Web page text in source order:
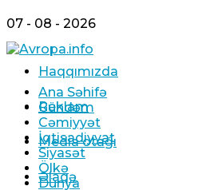
07 - 08 - 2026
Haqqımızda
Reklam
Media otağı
Əlaqə
Ana Səhifə
Gündəm
Cəmiyyət
İqtisadiyyat
Siyasət
Ölkə
Dünya